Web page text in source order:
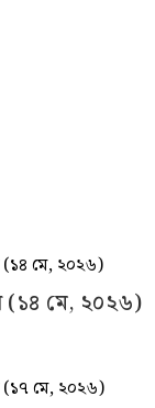
(১৪ মে, ২০২৬)